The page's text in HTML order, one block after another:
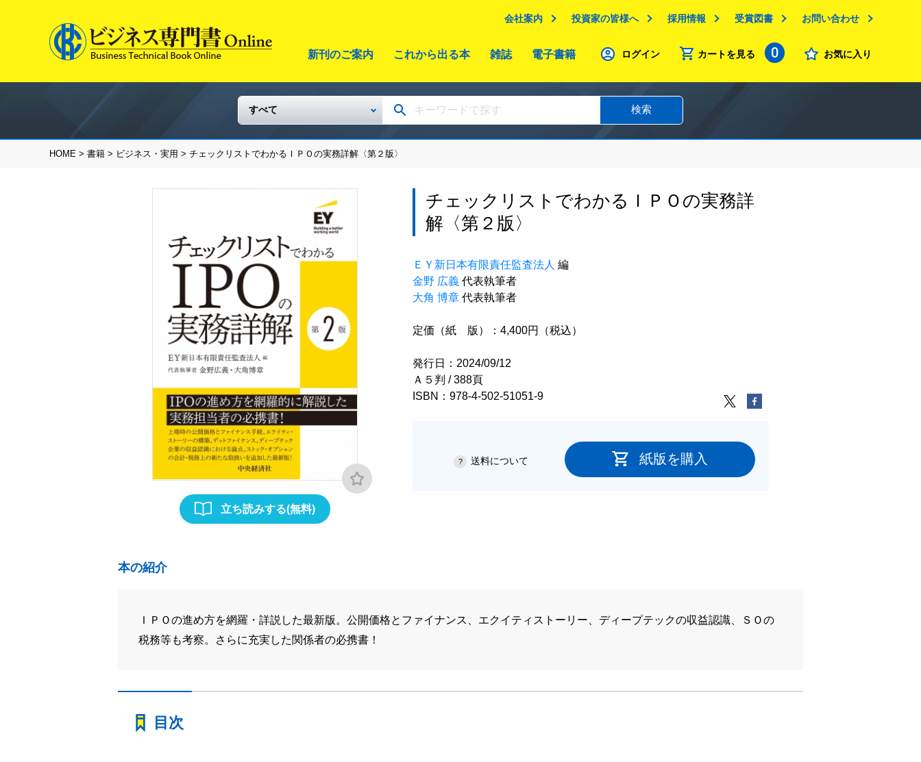
会社案内 投資家の皆様へ 採用情報 受賞図書 お問い合わせ
新刊のご案内 これから出る本 雑誌 電子書籍 ログイン カートを見る 0 お気に入り
検索
HOME > 書籍 > ビジネス・実用 > チェックリストでわかるＩＰＯの実務詳解〈第２版〉
立ち読みする(無料)
チェックリストでわかるＩＰＯの実務詳
解〈第２版〉
ＥＹ新日本有限責任監査法人 編
金野 広義 代表執筆者
大⻆ 博章 代表執筆者
定価（紙 版）：4,400円（税込）
発行日：2024/09/12
Ａ５判 / 388頁
ISBN：978-4-502-51051-9
紙版を購入
送料について
本の紹介
ＩＰＯの進め方を網羅・詳説した最新版。公開価格とファイナンス、エクイティストーリー、ディープテックの収益認識、ＳＯの
税務等も考察。さらに充実した関係者の必携書！
目次